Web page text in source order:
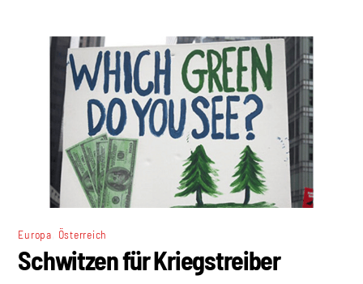
Europa Österreich
Schwitzen für Kriegstreiber